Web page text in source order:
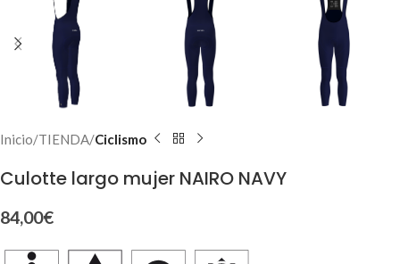
Inicio TIENDA Ciclismo
Culotte largo mujer NAIRO NAVY
84,00€